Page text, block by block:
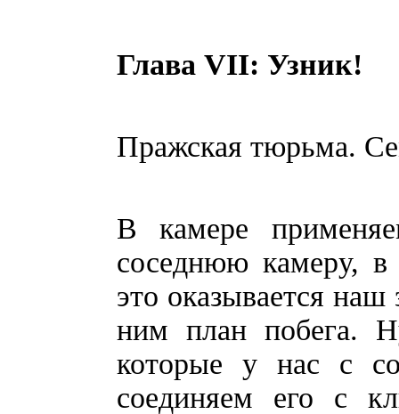
Глава VII: Узник!
Пражская тюрьма.
В камере
соседнюю камеру, в
это оказывается
ним план побега.
которые у нас с
соединяем его с